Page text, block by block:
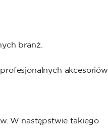
branż.
akcesoriów
W następstwie takiego